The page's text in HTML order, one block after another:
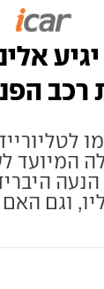
המיועד
הנעה
וגם